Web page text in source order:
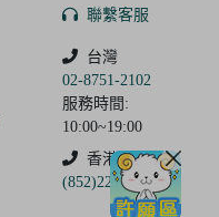
聯繫客服
台灣
02-8751-2102
服務時間:
10:00~19:00
香港
(852)2250-9311